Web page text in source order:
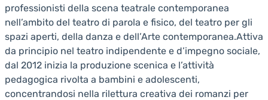
professionisti della scena teatrale contemporanea
nell’ambito del teatro di parola e fisico, del teatro per gli
spazi aperti, della danza e dell’Arte contemporanea.Attiva
da principio nel teatro indipendente e d’impegno sociale,
dal 2012 inizia la produzione scenica e l’attività
pedagogica rivolta a bambini e adolescenti,
concentrandosi nella rilettura creativa dei romanzi per